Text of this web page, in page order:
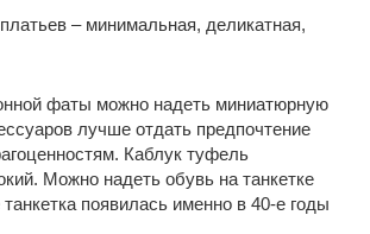
– минимальная, деликатная,
фаты можно надеть миниатюрную
лучше отдать предпочтение
Каблук туфель
Можно надеть обувь на танкетке
появилась именно в 40-е годы